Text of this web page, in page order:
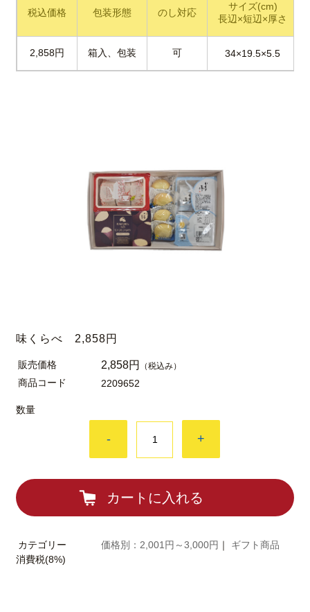
税込価格 包装形態 のし対応
サイズ(cm)
長辺×短辺×厚さ
2,858円 箱入、包装 可 34×19.5×5.5
味くらべ 2,858円
販売価格 2,858円 （税込み）
商品コード 2209652
数量
- +
カートに入れる
カテゴリー 価格別：2,001円～3,000円 ｜ ギフト商品
消費税(8%)